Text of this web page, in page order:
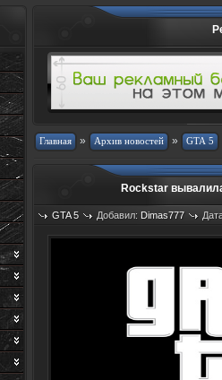
» »
Rockstar
GTA 5 Добавил: Dimas777